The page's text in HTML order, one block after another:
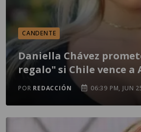
CANDENTE
Daniella Chávez
regalo" si Chile vence a
POR REDACCIÓN 06:39 PM, JUN